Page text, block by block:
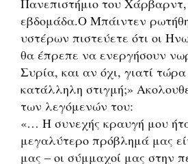
Πανεπιστήμιο του
εβδομάδα.Ο Μπάιντεν
υστέρων πιστεύετε ότι οι
θα έπρεπε να ενεργήσουν
Συρία, και αν όχι, γιατί τώρα
κατάλληλη στιγμή;»
των λεγόμενών του:
«… Η συνεχής κραυγή μου
μεγαλύτερο πρόβλημά μας
μας – οι σύμμαχοί μας στην